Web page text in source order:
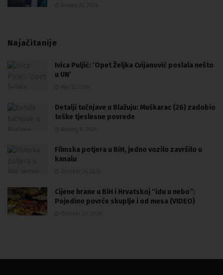
Najačitanije
Ivica Puljić: ‘Opet Željka Cvijanović poslala nešto
u UN’
Detalji tučnjave u Blažuju: Muškarac (26) zadobio
teške tjeslesne povrede
Filmska potjera u BiH, jedno vozilo završilo u
kanalu
Cijene hrane u BiH i Hrvatskoj “idu u nebo”:
Pojedino povrće skuplje i od mesa (VIDEO)